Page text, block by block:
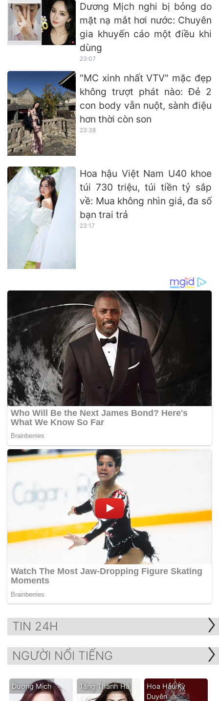
Dương Mịch nghi bị bỏng do
mặt nạ mắt hơi nước: Chuyên
gia khuyến cáo một điều khi
dùng
23:07
"MC xinh nhất VTV" mặc đẹp
không trượt phát nào: Đẻ 2
con body vẫn nuột, sành điệu
hơn thời còn son
23:38
Hoa hậu Việt Nam U40 khoe
túi 730 triệu, túi tiền tỷ sắp
về: Mua không nhìn giá, đa số
bạn trai trả
23:17
TIN 24H
NGƯỜI NỔI TIẾNG
Dương Mịch Tăng Thanh Hà
Hoa Hậu Kỳ
Duyên